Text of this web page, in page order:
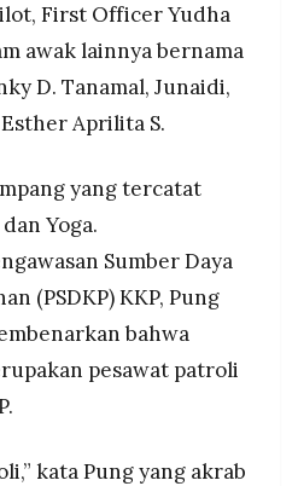
First Officer Yudha
awak lainnya bernama
D. Tanamal, Junaidi,
Aprilita S.
yang tercatat
Yoga.
Sumber Daya
(PSDKP) KKP, Pung
bahwa
pesawat patroli
kata Pung yang akrab